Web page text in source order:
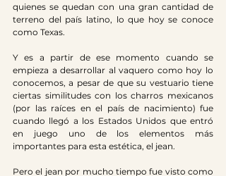
quienes se quedan con una gran cantidad de
terreno del país latino, lo que hoy se conoce
como Texas.
Y es a partir de ese momento cuando se
empieza a desarrollar al vaquero como hoy lo
conocemos, a pesar de que su vestuario tiene
ciertas similitudes con los charros mexicanos
(por las raíces en el país de nacimiento) fue
cuando llegó a los Estados Unidos que entró
en juego uno de los elementos más
importantes para esta estética, el jean.
Pero el jean por mucho tiempo fue visto como